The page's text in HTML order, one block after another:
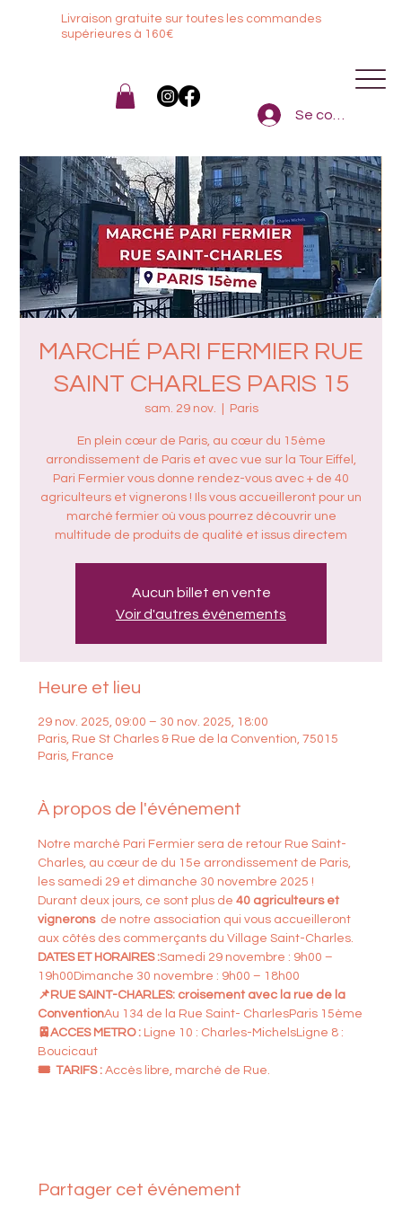
Livraison gratuite sur toutes les commandes
supérieures à 160€
Se connecter
MARCHÉ PARI FERMIER RUE
SAINT CHARLES PARIS 15
sam. 29 nov. Paris
En plein cœur de Paris, au cœur du 15ème
arrondissement de Paris et avec vue sur la Tour Eiffel,
Pari Fermier vous donne rendez-vous avec + de 40
agriculteurs et vignerons ! Ils vous accueilleront pour un
marché fermier où vous pourrez découvrir une
multitude de produits de qualité et issus directem
Aucun billet en vente
Voir d'autres événements
Heure et lieu
29 nov. 2025, 09:00 – 30 nov. 2025, 18:00
Paris, Rue St Charles & Rue de la Convention, 75015
Paris, France
À propos de l'événement
Notre marché Pari Fermier sera de retour Rue Saint-
Charles, au cœur de du 15e arrondissement de Paris,
les samedi 29 et dimanche 30 novembre 2025 !
Durant deux jours, ce sont plus de 40 agriculteurs et
vignerons de notre association qui vous accueilleront
aux côtés des commerçants du Village Saint-Charles.
DATES ET HORAIRES :Samedi 29 novembre : 9h00 –
19h00Dimanche 30 novembre : 9h00 – 18h00
📌RUE SAINT-CHARLES: croisement avec la rue de la
ConventionAu 134 de la Rue Saint- CharlesParis 15ème
🚈ACCES METRO : Ligne 10 : Charles-MichelsLigne 8 :
Boucicaut
🎟️  TARIFS : Accès libre, marché de Rue.
Partager cet événement